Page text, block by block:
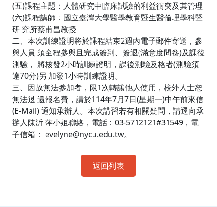
(五)課程主題：人體研究中臨床試驗的利益衝突及其管理
(六)課程講師：國立臺灣大學醫學教育暨生醫倫理學科暨
研 究所蔡甫昌教授
二、本次訓練證明將於課程結束2週內電子郵件寄送，參
與人員 須全程參與且完成簽到、簽退(滿意度問卷)及課後
測驗， 將核發2小時訓練證明，課後測驗及格者(測驗須
達70分)另 加發1小時訓練證明。
三、因故無法參加者，限1次轉讓他人使用，校外人士恕
無法退 還報名費，請於114年7月7日(星期一)中午前來信
(E-Mail) 通知承辦人。本次講習若有相關疑問，請逕向承
辦人陳沂 萍小姐聯絡，電話：03-5712121#31549，電
子信箱： evelyne@nycu.edu.tw。
返回列表